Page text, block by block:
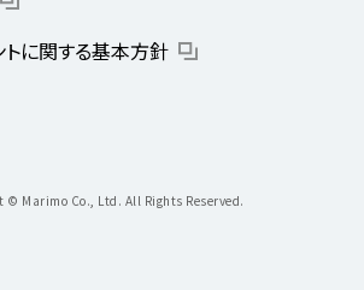
に関する基本方針
© Marimo Co., Ltd. All Rights Reserved.